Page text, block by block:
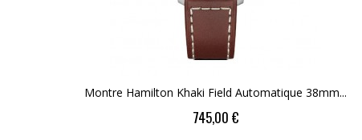
Montre Hamilton Khaki Field Automatique 38mm...
Price
745,00 €